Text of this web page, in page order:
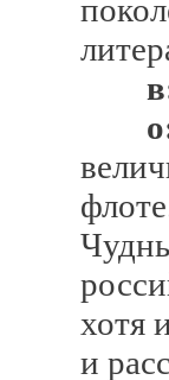
хотя
и